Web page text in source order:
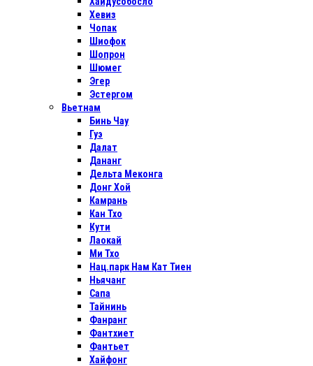
Хевиз
Чопак
Шиофок
Шопрон
Шюмег
Эгер
Эстергом
Вьетнам
Бинь Чау
Гуэ
Далат
Дананг
Дельта Меконга
Донг Хой
Камрань
Кан Тхо
Кути
Лаокай
Ми Тхо
Нац.парк Нам Кат Тиен
Ньячанг
Сапа
Тайнинь
Фанранг
Фантхиет
Фантьет
Хайфонг